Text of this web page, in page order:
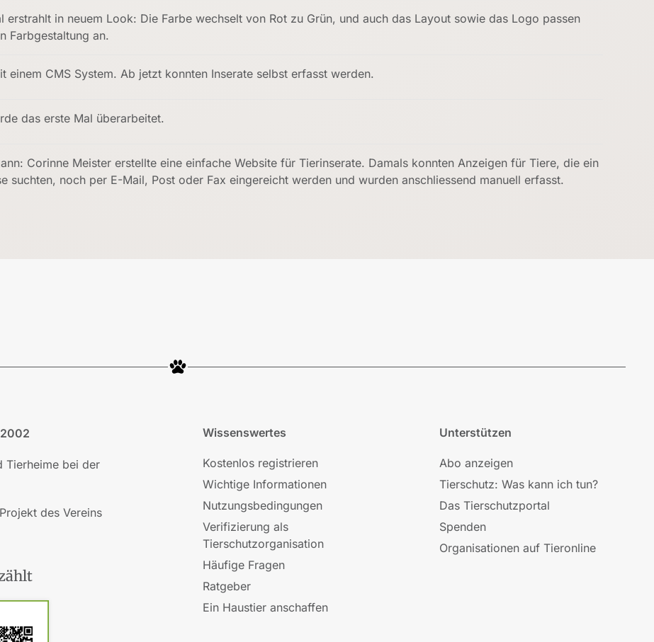
erstrahlt in neuem Look: Die Farbe wechselt von Rot zu Grün, und auch das Layout sowie das Logo passen
Farbgestaltung an.
einem CMS System. Ab jetzt konnten Inserate selbst erfasst werden.
das erste Mal überarbeitet.
Corinne Meister erstellte eine einfache Website für Tierinserate. Damals konnten Anzeigen für Tiere, die ein
suchten, noch per E-Mail, Post oder Fax eingereicht werden und wurden anschliessend manuell erfasst.
Tierheime bei der
des Vereins
Wissenswertes
Kostenlos registrieren
Wichtige Informationen
Nutzungsbedingungen
Verifizierung als
Tierschutzorganisation
Häufige Fragen
Ratgeber
Ein Haustier anschaffen
Unterstützen
Abo anzeigen
Tierschutz: Was kann ich tun?
Das Tierschutzportal
Spenden
Organisationen auf Tieronline